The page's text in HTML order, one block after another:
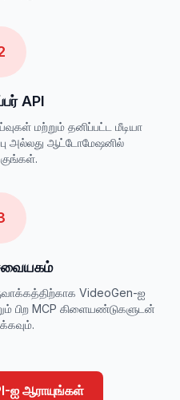
API
மற்றும் தனிப்பட்ட மீடியா
அல்லது ஆட்டோமேஷனில்
VideoGen-ஐ
பிற MCP கிளையண்டுகளுடன்
ஐ ஆராயுங்கள்